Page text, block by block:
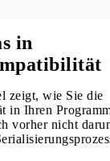
in
zeigt, wie Sie die
in Ihren
vorher nicht